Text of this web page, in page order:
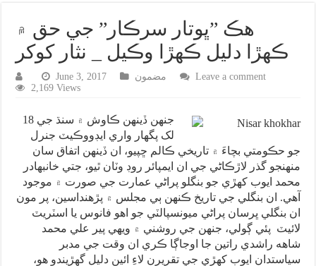
هڪ ”ڀوتار سرڪار” جي حق ۾
ڪهڙا دليل ڪهڙا وڪيل _ نثار کوکر
June 3, 2017 مضمون
Leave a comment
2,169 Views
جنهن ڏينهن ڪاوش ۾ سنڌ جي 18
لک پگهار واري ايڊووڪيٽ جنرل
جو حڪومتي بچاءَ ۾ تاريخي ڪالم ڇپيو، ان ڏينهن اتفاق سان
منهنجو گذر لاڙڪاڻي جي ان ايمپائر روڊ وٽان ٿيو، جتي خانبهادر
محمد ايوب کهڙي جو بنگلو پراڻي عمارت جي صورت ۾ موجود
آهي. ان بنگلي جي تاريخ ڪنهن ٻي مجلس ۾ پڙهنداسين، پر مون
ان بنگلي ڀرسان پراڻي ميونسپالٽي جو اهو فانوس يا اسٽريٽ
لائيٽ پئي ڳولي، جنهن جي روشني ۾ ويهي پير علي محمد
شاهه راشدي راتين جا اوجاڳا ڪري ان وقت جي مدبر
سياستدان ايوب کهڙي جي تقريرن لاءِ ائين دليل گهڙيندو هو،